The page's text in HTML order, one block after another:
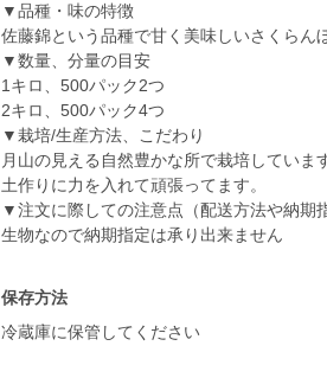
▼品種・味の特徴
佐藤錦という品種で甘く美味しいさくらん
▼数量、分量の目安
1キロ、500パック2つ
2キロ、500パック4つ
▼栽培/生産方法、こだわり
月山の見える自然豊かな所で栽培していま
土作りに力を入れて頑張ってます。
▼注文に際しての注意点（配送方法や納期
生物なので納期指定は承り出来ません
保存方法
冷蔵庫に保管してください